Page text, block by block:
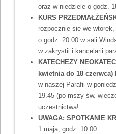
oraz w niedziele o godz.
KURS
rozpocznie się we wtorek,
o godz. 20.00 w sali
w zakrystii i kancelarii
KATECHEZY
kwietnia do 18 czerwca)
w naszej Parafii w
19.45 (po mszy św.
uczestnictwa!
UWAGA: SPOTKANIE
1 maja, godz. 10.00.